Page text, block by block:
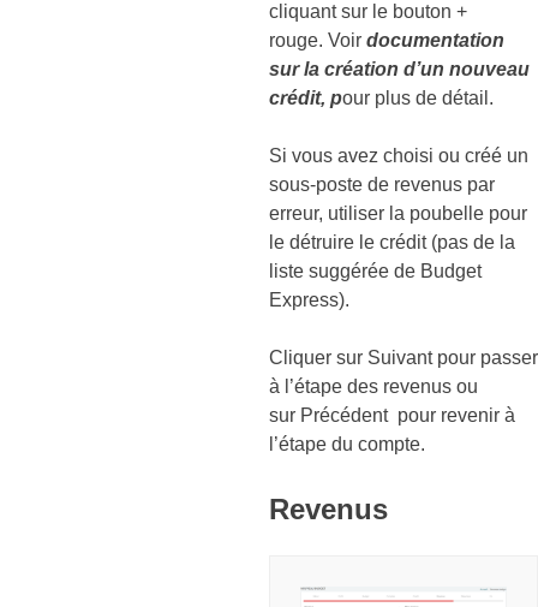
cliquant sur le bouton +
rouge. Voir documentation
sur la création d’un nouveau
crédit, pour plus de détail.
Si vous avez choisi ou créé un
sous-poste de revenus par
erreur, utiliser la poubelle pour
le détruire le crédit (pas de la
liste suggérée de Budget
Express).
Cliquer sur Suivant pour passer
à l’étape des revenus ou
sur Précédent pour revenir à
l’étape du compte.
Revenus